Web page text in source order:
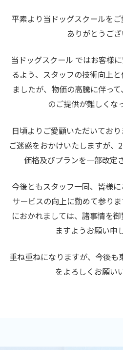
平素より当ドッグスクールを
ありがとうござ
当ドッグスクール ではお客様
るよう、スタッフの技術向上
ましたが、物価の高騰に伴っ
のご提供が難しくな
日頃よりご愛顧いただいてお
ご迷惑をおかけいたしますが、
価格及びプランを一部改定
今後ともスタッフ一同、皆様に
サービスの向上に勤めて参り
におかれましては、諸事情を
ますようお願い申
重ね重ねになりますが、今後も
をよろしくお願い